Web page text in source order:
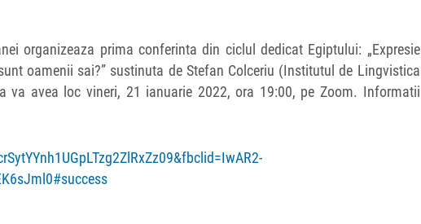
organizeaza prima conferinta din ciclul dedicat Egiptului: „Expresie
oamenii sai?” sustinuta de Stefan Colceriu (Institutul de Lingvistica
va avea loc vineri, 21 ianuarie 2022, ora 19:00, pe Zoom. Informatii